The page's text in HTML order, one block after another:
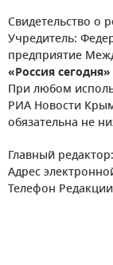
Свидетельство о
Учредитель:
предприятие
«Россия сегодня»
При любом
РИА Новости
обязательна не
Главный редактор:
Адрес
Телефон